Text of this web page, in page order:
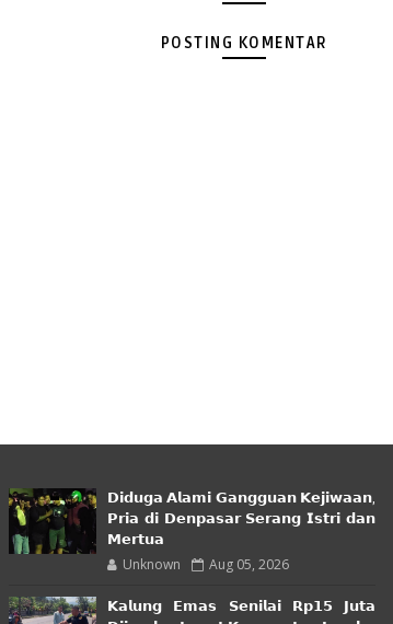
POSTING KOMENTAR
𝗗𝗶𝗱𝘂𝗴𝗮 𝗔𝗹𝗮𝗺𝗶 𝗚𝗮𝗻𝗴𝗴𝘂𝗮𝗻 𝗞𝗲𝗷𝗶𝘄𝗮𝗮𝗻,
𝗣𝗿𝗶𝗮 𝗱𝗶 𝗗𝗲𝗻𝗽𝗮𝘀𝗮𝗿 𝗦𝗲𝗿𝗮𝗻𝗴 𝗜𝘀𝘁𝗿𝗶 𝗱𝗮𝗻
𝗠𝗲𝗿𝘁𝘂𝗮
Unknown Aug 05, 2026
𝗞𝗮𝗹𝘂𝗻𝗴 𝗘𝗺𝗮𝘀 𝗦𝗲𝗻𝗶𝗹𝗮𝗶 𝗥𝗽𝟭𝟱 𝗝𝘂𝘁𝗮